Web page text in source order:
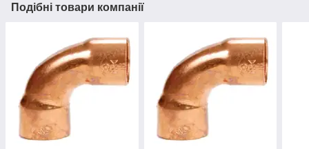
Подібні товари компанії